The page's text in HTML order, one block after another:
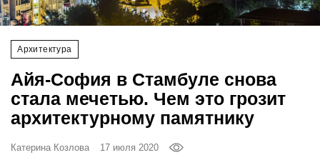
Архитектура
Айя-София в Стамбуле снова
стала мечетью. Чем это грозит
архитектурному памятнику
Катерина Козлова 17 июля 2020